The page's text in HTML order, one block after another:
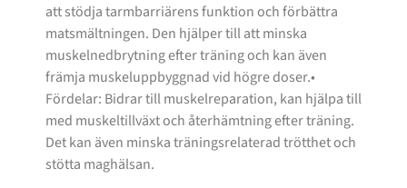
att stödja tarmbarriärens funktion och förbättra
matsmältningen. Den hjälper till att minska
muskelnedbrytning efter träning och kan även
främja muskeluppbyggnad vid högre doser.•
Fördelar: Bidrar till muskelreparation, kan hjälpa till
med muskeltillväxt och återhämtning efter träning.
Det kan även minska träningsrelaterad trötthet och
stötta maghälsan.